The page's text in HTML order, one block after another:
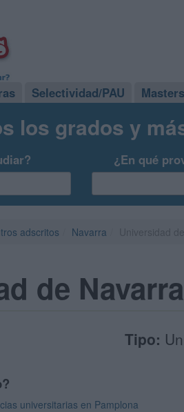
Selectividad/PAU Masters
los grados y
¿En qué
adscritos Navarra
de Navarra
Tipo:
universitarias en Pamplona